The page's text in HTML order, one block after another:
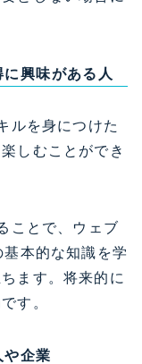
興味がある人
ルを身につけた
しむことができ
ことで、ウェブ
本的な知識を学
ます。将来的に
す。
や企業